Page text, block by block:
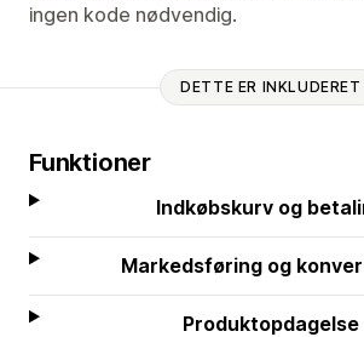
ingen kode nødvendig.
DETTE ER INKLUDERET
Funktioner
Indkøbskurv og
Markedsføring og
Produktopdagelse